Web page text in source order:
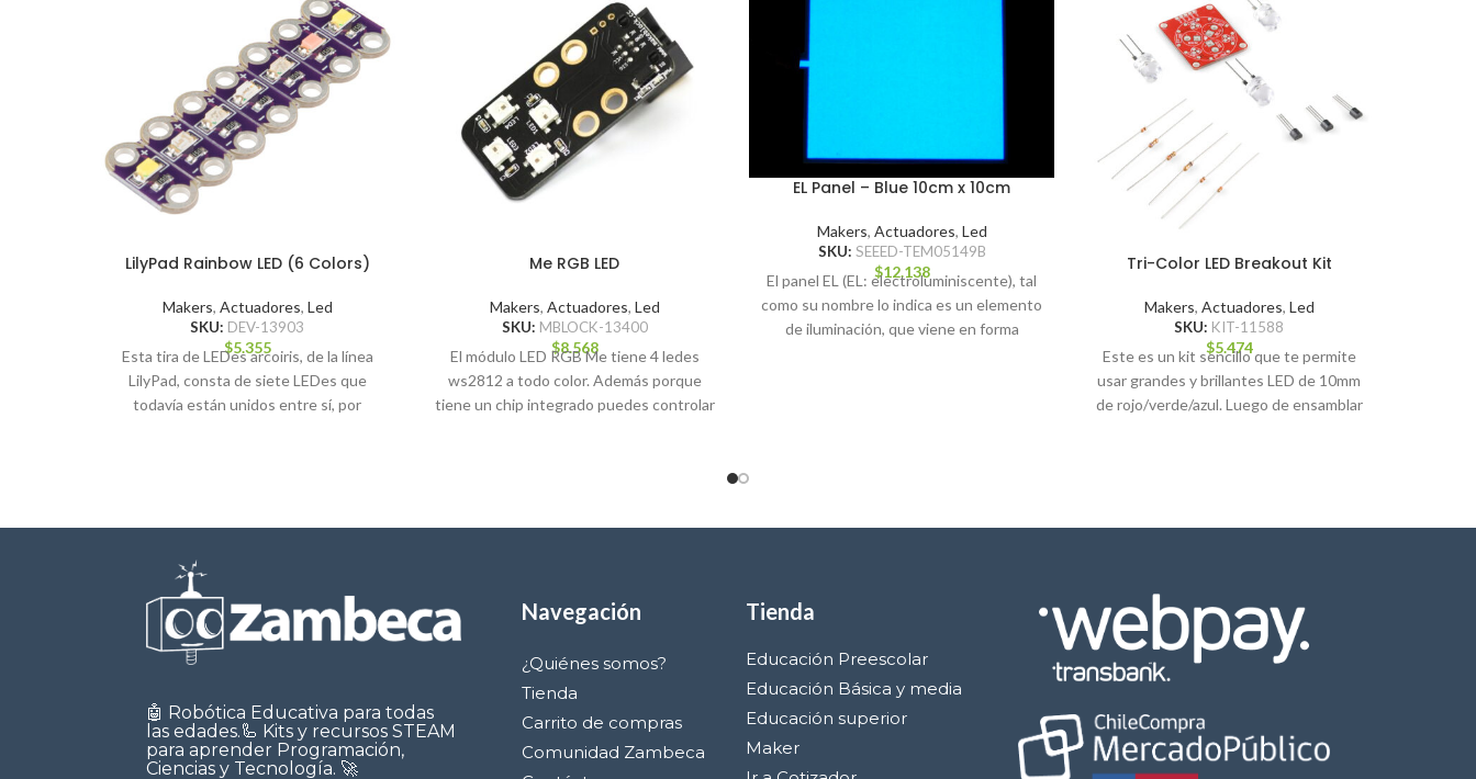
LilyPad Rainbow LED (6 Colors)
Makers, Actuadores, Led
SKU: DEV-13903
$5.355
Esta tira de LEDes arcoiris, de la línea
LilyPad, consta de siete LEDes que
todavía están unidos entre sí, por
Me RGB LED
Makers, Actuadores, Led
SKU: MBLOCK-13400
$8.568
El módulo LED RGB Me tiene 4 ledes
ws2812 a todo color. Además porque
tiene un chip integrado puedes controlar
EL Panel – Blue 10cm x 10cm
Makers, Actuadores, Led
SKU: SEEED-TEM05149B
$12.138
El panel EL (EL: electroluminiscente), tal
como su nombre lo indica es un elemento
de iluminación, que viene en forma
Tri-Color LED Breakout Kit
Makers, Actuadores, Led
SKU: KIT-11588
$5.474
Este es un kit sencillo que te permite
usar grandes y brillantes LED de 10mm
de rojo/verde/azul. Luego de ensamblar
🤖 Robótica Educativa para todas
las edades.🦾 Kits y recursos STEAM
para aprender Programación,
Ciencias y Tecnología. 🚀
Navegación
¿Quiénes somos?
Tienda
Carrito de compras
Comunidad Zambeca
Tienda
Educación Preescolar
Educación Básica y media
Educación superior
Maker